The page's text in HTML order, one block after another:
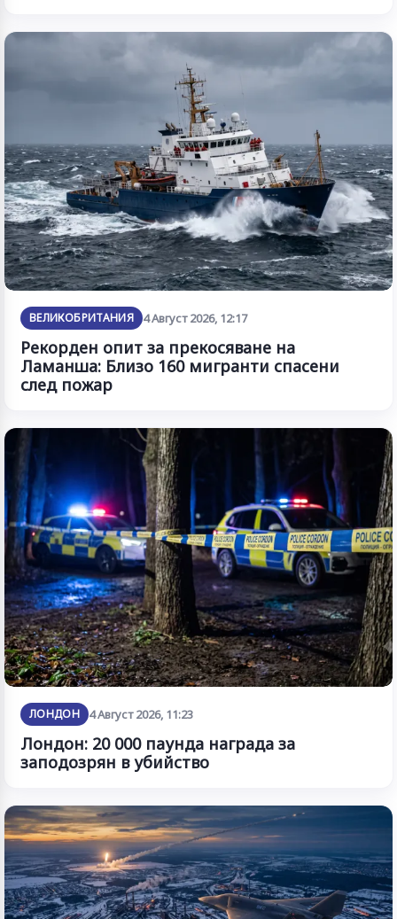
ВЕЛИКОБРИТАНИЯ 4 Август 2026, 12:17
Рекорден опит за прекосяване на
Ламанша: Близо 160 мигранти спасени
след пожар
ЛОНДОН 4 Август 2026, 11:23
Лондон: 20 000 паунда награда за
заподозрян в убийство